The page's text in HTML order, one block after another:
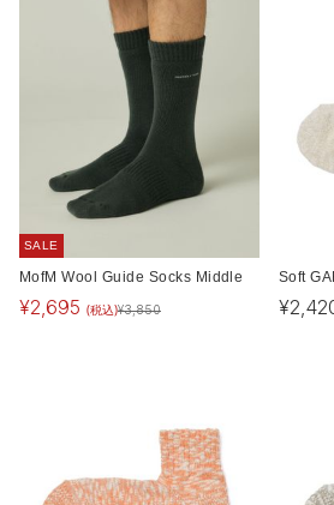
SALE
MofM Wool Guide Socks Middle
¥2,695 (税込)¥3,850
Soft
¥